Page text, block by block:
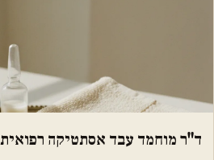
ד"ר מוחמד עבד אסתטיקה רפואית